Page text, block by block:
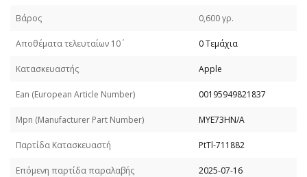
Βάρος 0,600 γρ.
Απoθέματα τελευταίων 10΄ 0 Τεμάχια
Κατασκευαστής Apple
Εan (European Article Number) 00195949821837
Mpn (Manufacturer Part Number) MYE73HN/A
Παρτίδα Κατασκευαστή PtTl-711882
Επόμενη παρτίδα παραλαβής 2025-07-16